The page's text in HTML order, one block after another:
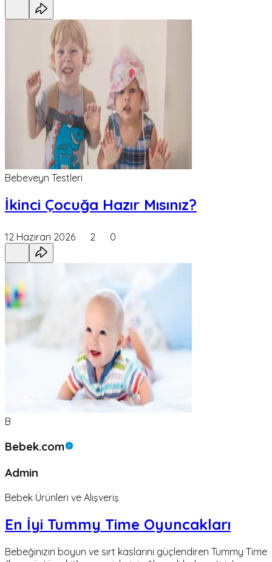
Bebeveyn Testleri
İkinci Çocuğa Hazır Mısınız?
12 Haziran 2026 2 0
B
Bebek.com
Admin
Bebek Ürünleri ve Alışveriş
En İyi Tummy Time Oyuncakları
Bebeğinizin boyun ve sırt kaslarını güçlendiren Tummy Time